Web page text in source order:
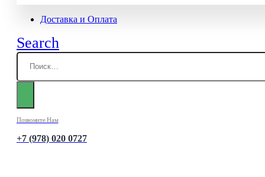
Доставка и Оплата
Search
Позвоните Нам
+7 (978) 020 0727